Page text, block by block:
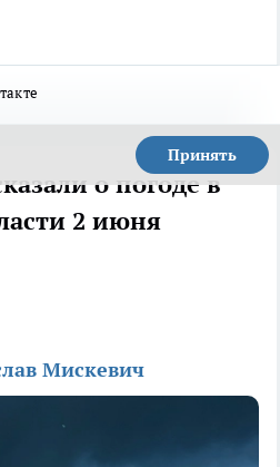
Принять
о погоде в
2 июня
Мискевич